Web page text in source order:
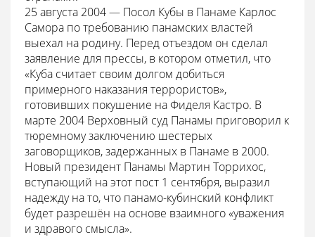
25 августа 2004 — Посол Кубы в Панаме Карлос
Самора по требованию панамских властей
выехал на родину. Перед отъездом он сделал
заявление для прессы, в котором отметил, что
«Куба считает своим долгом добиться
примерного наказания террористов»,
готовивших покушение на Фиделя Кастро. В
марте 2004 Верховный суд Панамы приговорил к
тюремному заключению шестерых
заговорщиков, задержанных в Панаме в 2000.
Новый президент Панамы Мартин Торрихос,
вступающий на этот пост 1 сентября, выразил
надежду на то, что панамо-кубинский конфликт
будет разрешён на основе взаимного «уважения
и здравого смысла».